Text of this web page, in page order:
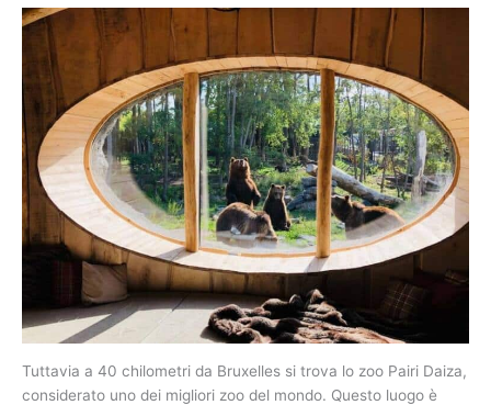
Tuttavia a 40 chilometri da Bruxelles si trova lo zoo Pairi Daiza,
considerato uno dei migliori zoo del mondo. Questo luogo è